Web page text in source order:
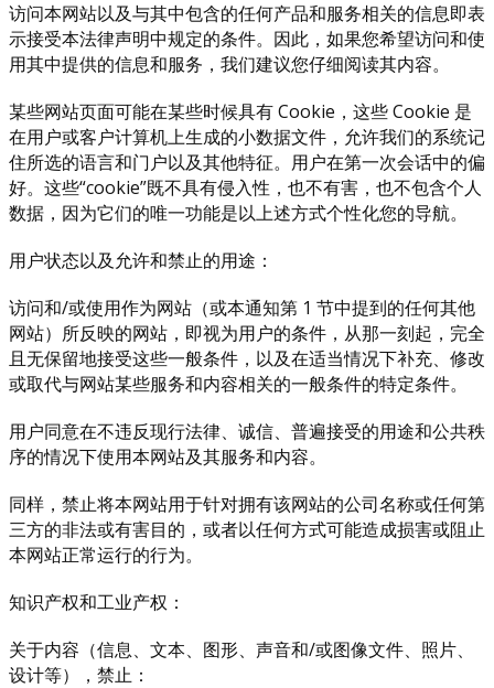
访问本网站以及与其中包含的任何产品和服务相关的信息即表
示接受本法律声明中规定的条件。因此，如果您希望访问和使
用其中提供的信息和服务，我们建议您仔细阅读其内容。
某些网站页面可能在某些时候具有 Cookie，这些 Cookie 是
在用户或客户计算机上生成的小数据文件，允许我们的系统记
住所选的语言和门户以及其他特征。用户在第一次会话中的偏
好。这些“cookie”既不具有侵入性，也不有害，也不包含个人
数据，因为它们的唯一功能是以上述方式个性化您的导航。
用户状态以及允许和禁止的用途：
访问和/或使用作为网站（或本通知第 1 节中提到的任何其他
网站）所反映的网站，即视为用户的条件，从那一刻起，完全
且无保留地接受这些一般条件，以及在适当情况下补充、修改
或取代与网站某些服务和内容相关的一般条件的特定条件。
用户同意在不违反现行法律、诚信、普遍接受的用途和公共秩
序的情况下使用本网站及其服务和内容。
同样，禁止将本网站用于针对拥有该网站的公司名称或任何第
三方的非法或有害目的，或者以任何方式可能造成损害或阻止
本网站正常运行的行为。
知识产权和工业产权：
关于内容（信息、文本、图形、声音和/或图像文件、照片、
设计等），禁止：